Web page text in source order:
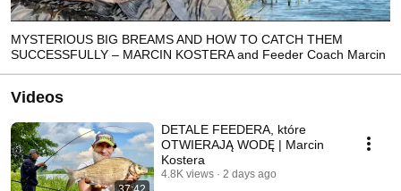
MYSTERIOUS BIG BREAMS AND HOW TO CATCH THEM
SUCCESSFULLY – MARCIN KOSTERA and Feeder Coach Marcin
Videos
DETALE FEEDERA, które
OTWIERAJĄ WODĘ | Marcin
Kostera
4.8K views 2 days ago